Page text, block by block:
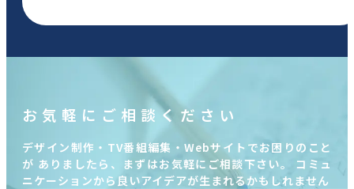
お気軽にご相談ください
デザイン制作・TV番組編集・Webサイトでお困りのこと
が ありましたら、まずはお気軽にご相談下さい。 コミュ
ニケーションから良いアイデアが生まれるかもしれません